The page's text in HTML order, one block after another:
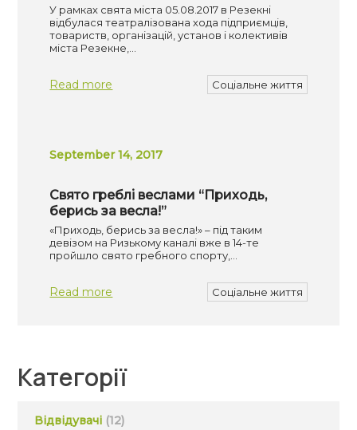
У рамках свята міста 05.08.2017 в Резекні
відбулася театралізована хода підприємців,
товариств, організацій, установ і колективів
міста Резекне,…
Read more Соціальне життя
September 14, 2017
Свято греблі веслами “Приходь,
берись за весла!”
«Приходь, берись за весла!» – під таким
девізом на Ризькому каналі вже в 14-те
пройшло свято гребного спорту,…
Read more Соціальне життя
Категорії
Відвідувачі (12)